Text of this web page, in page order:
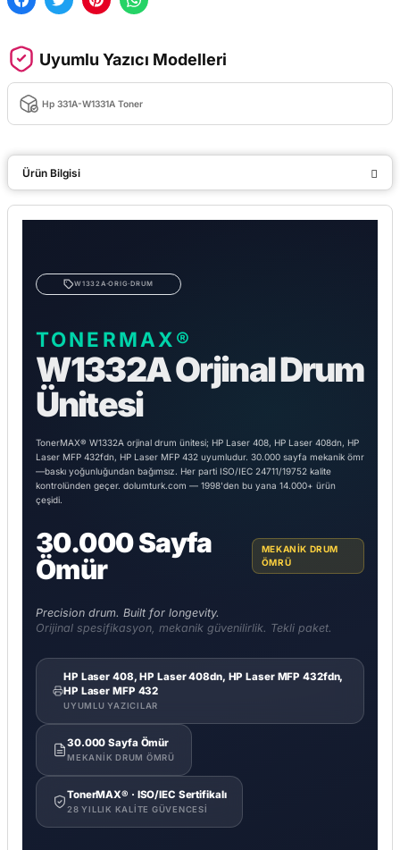
Uyumlu Yazıcı Modelleri
Hp 331A-W1331A Toner
Ürün Bilgisi
W1332A·ORIG·DRUM
TONERMAX®
W1332A Orjinal Drum
Ünitesi
TonerMAX® W1332A orjinal drum ünitesi; HP Laser 408, HP Laser 408dn, HP
Laser MFP 432fdn, HP Laser MFP 432 uyumludur. 30.000 sayfa mekanik ömr
—baskı yoğunluğundan bağımsız. Her parti ISO/IEC 24711/19752 kalite
kontrolünden geçer. dolumturk.com — 1998'den bu yana 14.000+ ürün
çeşidi.
30.000 Sayfa
Ömür
MEKANIK DRUM
ÖMRÜ
Precision drum. Built for longevity.
Orijinal spesifikasyon, mekanik güvenilirlik. Tekli paket.
HP Laser 408, HP Laser 408dn, HP Laser MFP 432fdn,
HP Laser MFP 432
UYUMLU YAZICILAR
30.000 Sayfa Ömür
MEKANIK DRUM ÖMRÜ
TonerMAX® · ISO/IEC Sertifikalı
28 YILLIK KALITE GÜVENCESI